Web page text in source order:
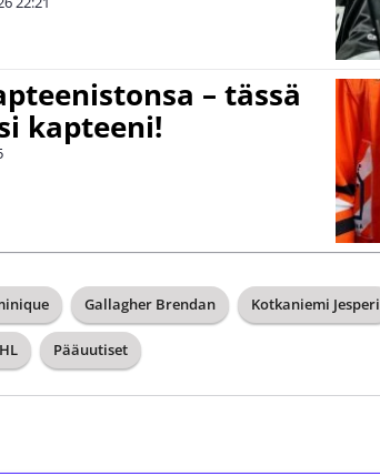
– tässä
kapteeni!
Gallagher Brendan Kotkaniemi Jesperi
Pääuutiset